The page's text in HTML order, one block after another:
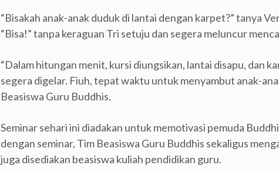
“Bisakah anak-anak duduk di lantai dengan karpet?” tanya
“Bisa!” tanpa keraguan Tri setuju dan segera meluncur
“Dalam hitungan menit, kursi diungsikan, lantai disapu, dan
segera digelar. Fiuh, tepat waktu untuk menyambut anak-
Beasiswa Guru Buddhis.
Seminar sehari ini diadakan untuk memotivasi pemuda
dengan seminar, Tim Beasiswa Guru Buddhis sekaligus
juga disediakan beasiswa kuliah pendidikan guru.